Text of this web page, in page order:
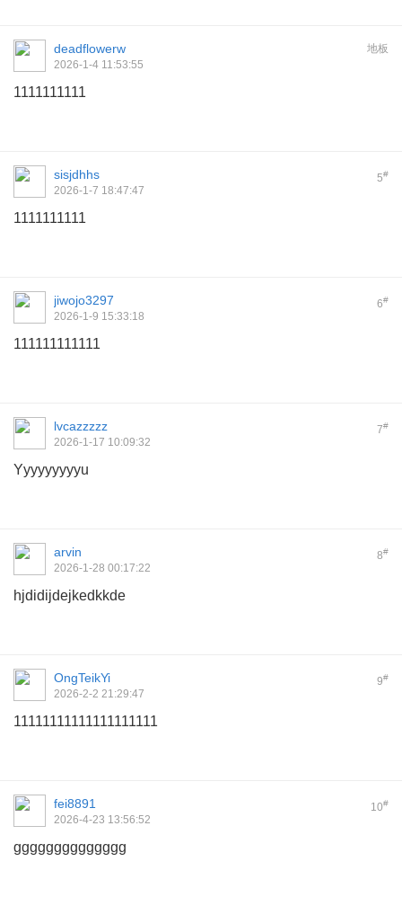
地板
deadflowerw
2026-1-4 11:53:55
1111111111
5#
sisjdhhs
2026-1-7 18:47:47
1111111111
6#
jiwojo3297
2026-1-9 15:33:18
111111111111
7#
lvcazzzzz
2026-1-17 10:09:32
Yyyyyyyyyu
8#
arvin
2026-1-28 00:17:22
hjdidijdejkedkkde
9#
OngTeikYi
2026-2-2 21:29:47
11111111111111111111
10#
fei8891
2026-4-23 13:56:52
gggggggggggggg